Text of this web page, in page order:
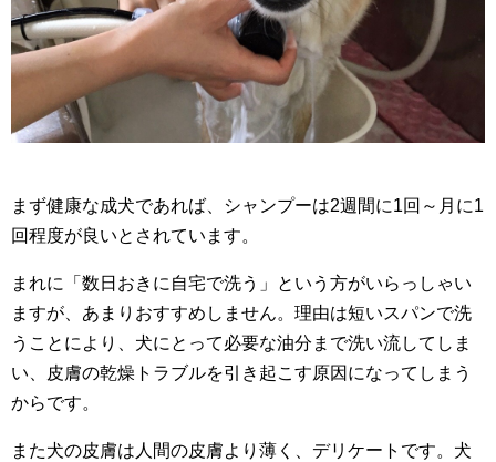
まず健康な成犬であれば、シャンプーは2週間に1回～月に1
回程度が良いとされています。
まれに「数日おきに自宅で洗う」という方がいらっしゃい
ますが、あまりおすすめしません。理由は短いスパンで洗
うことにより、犬にとって必要な油分まで洗い流してしま
い、皮膚の乾燥トラブルを引き起こす原因になってしまう
からです。
また犬の皮膚は人間の皮膚より薄く、デリケートです。犬